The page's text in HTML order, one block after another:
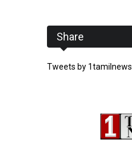
Share
Tweets by 1tamilnews